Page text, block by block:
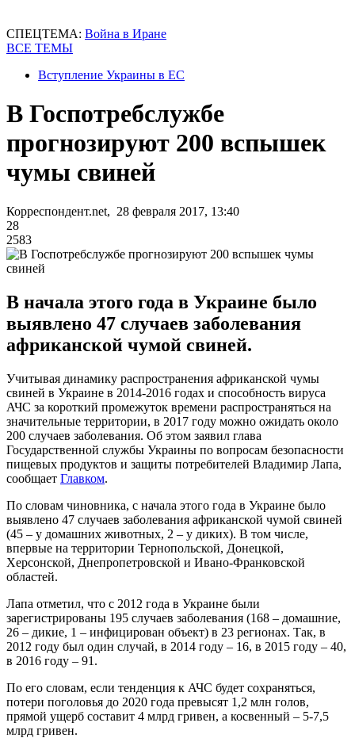
СПЕЦТЕМА: Война в Иране
ВСЕ ТЕМЫ
Вступление Украины в ЕС
В Госпотребслужбе
прогнозируют 200 вспышек
чумы свиней
Корреспондент.net, 28 февраля 2017, 13:40
28
2583
В начала этого года в Украине было
выявлено 47 случаев заболевания
африканской чумой свиней.
Учитывая динамику распространения африканской чумы
свиней в Украине в 2014-2016 годах и способность вируса
АЧС за короткий промежуток времени распространяться на
значительные территории, в 2017 году можно ожидать около
200 случаев заболевания. Об этом заявил глава
Государственной службы Украины по вопросам безопасности
пищевых продуктов и защиты потребителей Владимир Лапа,
сообщает Главком.
По словам чиновника, с начала этого года в Украине было
выявлено 47 случаев заболевания африканской чумой свиней
(45 – у домашних животных, 2 – у диких). В том числе,
впервые на территории Тернопольской, Донецкой,
Херсонской, Днепропетровской и Ивано-Франковской
областей.
Лапа отметил, что с 2012 года в Украине были
зарегистрированы 195 случаев заболевания (168 – домашние,
26 – дикие, 1 – инфицирован объект) в 23 регионах. Так, в
2012 году был один случай, в 2014 году – 16, в 2015 году – 40,
в 2016 году – 91.
По его словам, если тенденция к АЧС будет сохраняться,
потери поголовья до 2020 года превысят 1,2 млн голов,
прямой ущерб составит 4 млрд гривен, а косвенный – 5-7,5
млрд гривен.